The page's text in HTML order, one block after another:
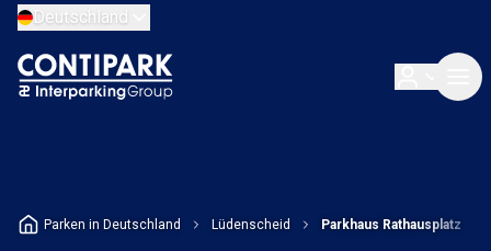
Deutschland
Parken in Deutschland Lüdenscheid Parkhaus Rathausplatz